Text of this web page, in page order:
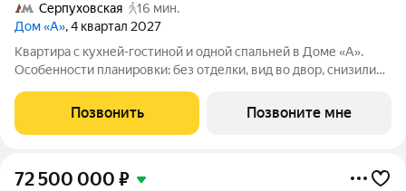
Серпуховская
16 мин.
Дом «А», 4 квартал 2027
Квартира с кухней-гостиной и одной спальней в Доме «А».
Особенности планировки: без отделки, вид во двор, снизили
застройщика Брусника располагается на границе с ЦАО, рядом
с метро Павелецкая. В
Позвонить Позвоните мне
72 500 000 ₽